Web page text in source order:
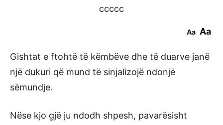
ccccc
Aa Aa
Gishtat e ftohtë të këmbëve dhe të duarve janë
një dukuri që mund të sinjalizojë ndonjë
sëmundje.
Nëse kjo gjë ju ndodh shpesh, pavarësisht